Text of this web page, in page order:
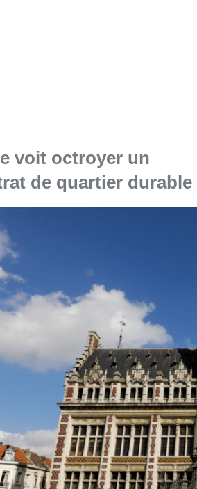
voit octroyer un
de quartier durable